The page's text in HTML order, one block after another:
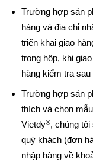
Trường hợp sản
hàng và địa chỉ
triển khai giao
trong hộp, khi
hàng kiểm tra
Trường hợp sản
thích và chọn
Vietdy®, chúng
quý khách (đơn
nhập hàng về